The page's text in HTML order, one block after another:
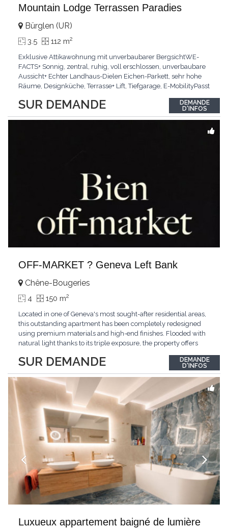
Mountain Lodge Terrassen Paradies
SUR DEMANDE
Bürglen (UR)
3.5 112 m2
Exklusive Attikawohnung mit unverbaubarer BergsichtWE-
FACTS+ Sonnig, zentral, ruhig, voll erschlossen, unverbaubare
Aussicht+ Echter Landhaus-Dielen Eichen-Parkett, sehr hohe
Räume, Designküche, Terrasse+ Lift, Tiefgarage, E-MobilityPasst
ArchitekturKLARTEXT: Grosszügig, sonnig und kompromisslos
hochwertig mit Logenplatz.Interessiert?...
DEMANDE
D'INFOS
OFF-MARKET ? Geneva Left Bank
SUR DEMANDE
Chêne-Bougeries
4 150 m2
Located in one of Geneva's most sought-after residential areas,
this outstanding apartment has been completely redesigned
using premium materials and high-end finishes. Flooded with
natural light thanks to its triple exposure, the property offers
master suite, elegant reception areas, and a spacious terrace
overlooking a peaceful and green...
DEMANDE
D'INFOS
Luxueux appartement baigné de lumière